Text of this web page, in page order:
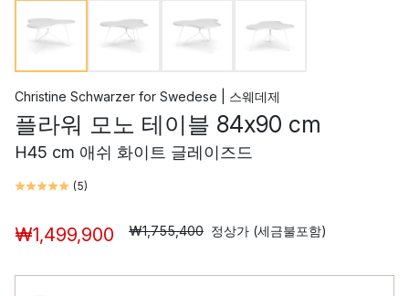
Christine Schwarzer for Swedese | 스웨데제
플라워 모노 테이블 84x90 cm
H45 cm 애쉬 화이트 글레이즈드
(5)
₩1,499,900 ₩1,755,400 정상가 (세금불포함)